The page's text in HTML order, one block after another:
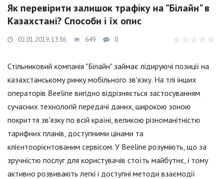
Як перевірити залишок трафіку на "Білайн" в
Казахстані? Способи і їх опис
02.01.2019, 13:36 649 0
Стільниковий компанія "Білайн" займає лідируючі позиції на
казахстанському ринку мобільного зв'язку. На тлі інших
операторів Beeline вигідно відрізняється застосуванням
сучасних технологій передачі даних, широкою зоною
покриття зв'язку по всій країні, великою різноманітністю
тарифних планів, доступними цінами та
клієнтоорієнтованим сервісом. У Beeline розуміють, що за
зручністю послуг для користувачів стоїть майбутнє, і тому
активно розвивають легкі і доступні методи взаємодії